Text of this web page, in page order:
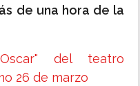
de una hora de la
del teatro
26 de marzo